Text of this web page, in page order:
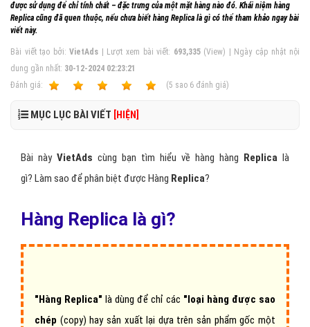
được sử dụng để chỉ tính chất – đặc trưng của một mặt hàng nào đó. Khái niệm hàng
Replica cũng đã quen thuộc, nếu chưa biết hàng Replica là gì có thể tham khảo ngay bài
viết này.
Bài viết tạo bởi:VietAds | Lượt xem bài viết: 693,335(View) | Ngày cập nhật nội
dung gần nhất: 30-12-2024 02:23:21
Ðánh giá:
(5 sao 6 đánh giá)
MỤC LỤC BÀI VIẾT [HIỆN]
Bài này VietAds cùng bạn tìm hiểu về hàng hàng Replica là
gì? Làm sao để phân biệt được Hàng Replica?
Hàng Replica là gì?
"Hàng Replica" là dùng để chỉ các "loại hàng được sao
chép (copy) hay sản xuất lại dựa trên sản phẩm gốc một